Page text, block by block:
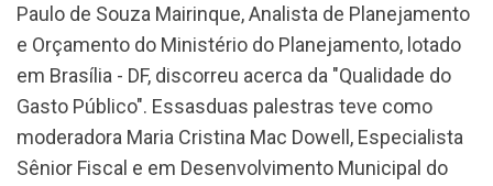
Paulo de Souza Mairinque, Analista de Planejamento
e Orçamento do Ministério do Planejamento, lotado
em Brasília - DF, discorreu acerca da "Qualidade do
Gasto Público". Essasduas palestras teve como
moderadora Maria Cristina Mac Dowell, Especialista
Sênior Fiscal e em Desenvolvimento Municipal do